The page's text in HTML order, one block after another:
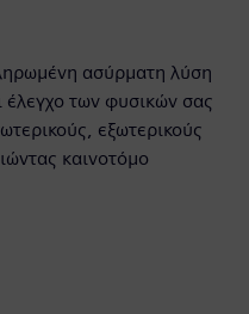
ασύρματη λύση
έλεγχο των φυσικών σας
εξωτερικούς
καινοτόμο